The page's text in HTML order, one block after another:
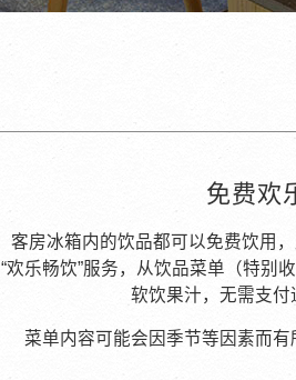
免费欢
客房冰箱内的饮品都可以免费饮用
“欢乐畅饮”服务，从饮品菜单（特别
软饮果汁，无需支付
菜单内容可能会因季节等因素而有